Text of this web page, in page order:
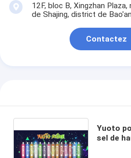
12F, bloc B, Xingzhan Plaza,
de Shajing, district de
Contactez
Yuoto
sel de